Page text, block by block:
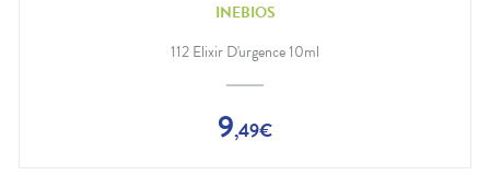
INEBIOS
112 Elixir D'urgence 10ml
9,49€